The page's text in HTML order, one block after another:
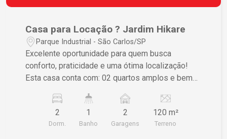
Casa para Locação ? Jardim Hikare
Parque Industrial - São Carlos/SP
Excelente oportunidade para quem busca
conforto, praticidade e uma ótima localização!
Esta casa conta com: 02 quartos amplos e bem
Banheiro; Área de serviço; 02 vagas de garagem.
Localizada no Jardim Hikare, um bairro tranquilo,
seguro e com excelente infraestrutura, ideal para
2
Dorm.
1
Banho
2
Garagens
120 m²
Terreno